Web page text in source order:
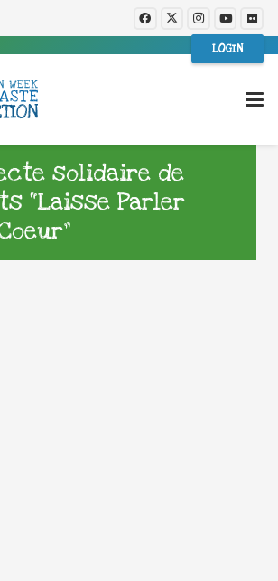
LOGIN
solidaire de
“Laisse Parler